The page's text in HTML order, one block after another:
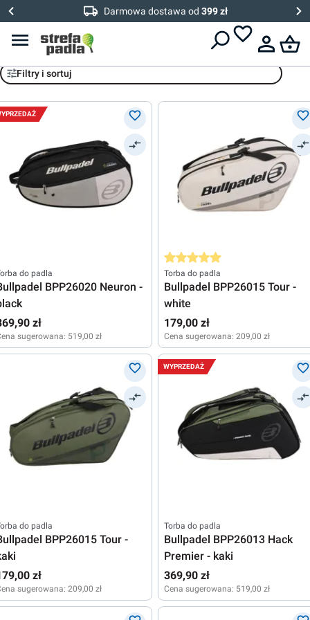
Darmowa dostawa od 399 zł
Bullpadel
Filtry i sortuj
do padla
BPP26020 Neuron -
zł
sugerowana: 519,00 zł
Średnia ocena 5 z 5 gwiazdek
Torba do padla
Bullpadel BPP26015 Tour -
white
179,00 zł
Cena sugerowana: 209,00 zł
do padla
BPP26015 Tour -
zł
sugerowana: 209,00 zł
WYPRZEDAŻ
Torba do padla
Bullpadel BPP26013 Hack
Premier - kaki
369,90 zł
Cena sugerowana: 519,00 zł